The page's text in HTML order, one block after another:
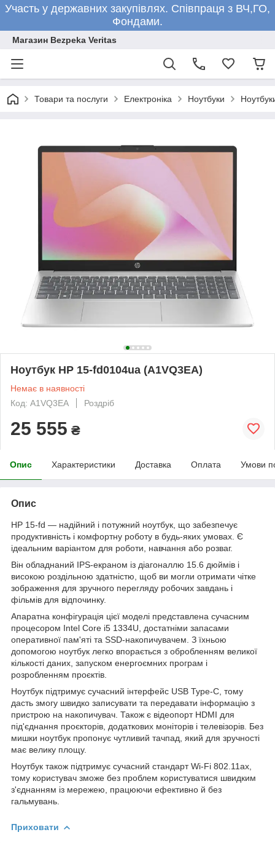
Участь у державних закупівлях. Співпраця з ВЧ,ГО,
Фондами.
Магазин Bezpeka Veritas
Товари та послуги Електроніка Ноутбуки
Ноутбук HP 15-fd0104ua (A1VQ3EA)
Немає в наявності
Код: A1VQ3EA
Роздріб
25 555 ₴
Опис Характеристики Доставка Оплата Умови
Опис
HP 15-fd — надійний і потужний ноутбук, що забезпечує
продуктивність і комфортну роботу в будь-яких умовах. Є
ідеальним варіантом для роботи, навчання або розваг.
Він обладнаний IPS-екраном із діагоналлю 15.6 дюймів і
високою роздільною здатністю, щоб ви могли отримати чітке
зображення для зручного перегляду робочих завдань і
фільмів для відпочинку.
Апаратна конфігурація цієї моделі представлена сучасним
процесором Intel Core i5 1334U, достатніми запасами
оперативної пам'яті та SSD-накопичувачем. З їхньою
допомогою ноутбук легко впорається з обробленням великої
кількості даних, запуском енергоємних програм і
розробленням проєктів.
Ноутбук підтримує сучасний інтерфейс USB Type-C, тому
дасть змогу швидко записувати та передавати інформацію з
пристрою на накопичувач. Також є відеопорт HDMI для
під'єднання проєкторів, додаткових моніторів і телевізорів. Без
мишки ноутбук пропонує чутливий тачпад, який для зручності
має велику площу.
Ноутбук також підтримує сучасний стандарт Wi-Fi 802.11ax,
тому користувач зможе без проблем користуватися швидким
з'єднанням із мережею, працюючи ефективно й без
гальмувань.
Приховати